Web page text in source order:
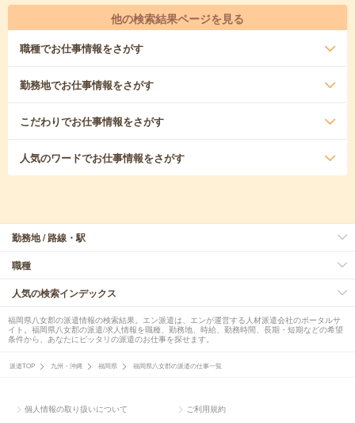
他の検索結果ページを見る
職種でお仕事情報をさがす
勤務地でお仕事情報をさがす
こだわりでお仕事情報をさがす
人気のワードでお仕事情報をさがす
勤務地 / 路線・駅
職種
人気の検索インデックス
福岡県八女郡の派遣情報の検索結果。エン派遣は、エンが運営する人材派遣会社のポータルサ
イト。福岡県八女郡の派遣/求人情報を職種、勤務地、時給、勤務時間、長期・短期などの希望
条件から、あなたにピッタリの派遣のお仕事を探せます。
派遣TOP 九州・沖縄 福岡県 福岡県八女郡の派遣の仕事一覧
個人情報の取り扱いについて ご利用規約